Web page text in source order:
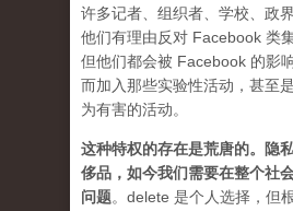
许多记者、组织​​者、学校、政
他们有理由反对 Facebook 类
但他们都会被 Facebook 的影
而加入那些实验性活动，甚至
为有害的活动。
这种特权的存在是荒唐的。隐
侈品，如今我们需要在整个社
问题。delete 是个人选择，但